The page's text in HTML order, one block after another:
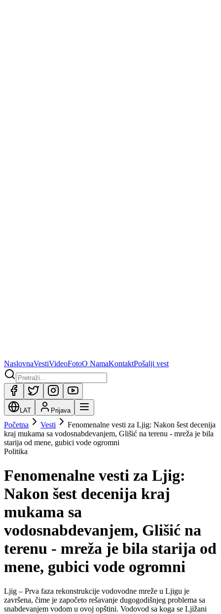
NaslovnaVestiVideoFotoO NamaKontaktPošalji vest
LAT Prijava
Početna Vesti
Fenomenalne vesti za Ljig: Nakon šest decenija
kraj mukama sa vodosnabdevanjem, Glišić na terenu - mreža je bila
starija od mene, gubici vode ogromni
Politika
Fenomenalne vesti za Ljig:
Nakon šest decenija kraj
mukama sa
vodosnabdevanjem, Glišić na
terenu - mreža je bila starija od
mene, gubici vode ogromni
Ljig – Prva faza rekonstrukcije vodovodne mreže u Ljigu je
završena, čime je započeto rešavanje dugogodišnjeg problema sa
snabdevanjem vodom u ovoj opštini. Vodovod sa koga se Ljižani